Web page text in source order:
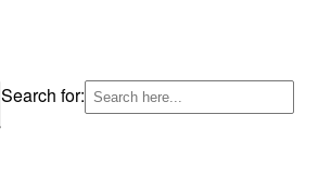
Search for: